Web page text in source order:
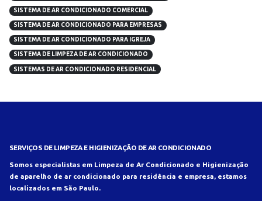
SISTEMA DE AR CONDICIONADO COMERCIAL
SISTEMA DE AR CONDICIONADO PARA EMPRESAS
SISTEMA DE AR CONDICIONADO PARA IGREJA
SISTEMA DE LIMPEZA DE AR CONDICIONADO
SISTEMAS DE AR CONDICIONADO RESIDENCIAL
SERVIÇOS DE LIMPEZA E HIGIENIZAÇÃO DE AR CONDICIONADO
Somos especialistas em Limpeza de Ar Condicionado e Higienização
de aparelho de ar condicionado para residência e empresa, estamos
localizados em São Paulo.